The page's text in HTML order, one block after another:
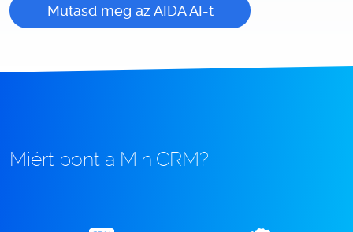
Mutasd meg az AIDA AI-t
Miért pont a MiniCRM?